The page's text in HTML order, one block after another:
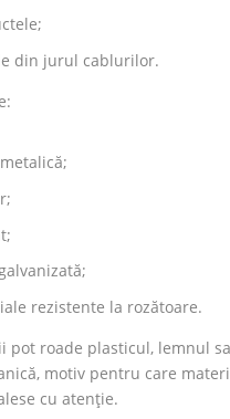
din jurul cablurilor.
rezistente la rozătoare.
pot roade plasticul, lemnul
motiv pentru care
cu atenție.